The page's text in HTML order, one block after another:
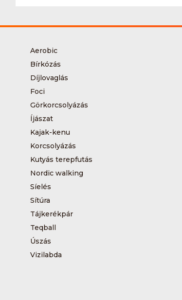
Aerobic
Bírkózás
Díjlovaglás
Foci
Görkorcsolyázás
Íjászat
Kajak-kenu
Korcsolyázás
Kutyás terepfutás
Nordic walking
Síelés
Sítúra
Tájkerékpár
Teqball
Úszás
Vizilabda